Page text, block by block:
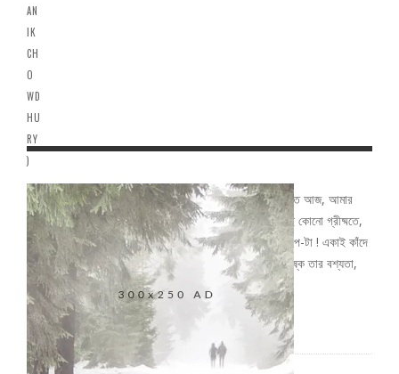
বৃষ্টি বিকেল ভিক্টোরিয়ায়, হাত ধরেছে রূপকথা। ভিজছে কোনো বর্ষাতে আজ, আমার
শহর কলকাতা। রোদ লেগেছে মনুমেন্টে, কালবৈশাখীর উষ্ণতা। পুড়ছে কোনো গ্রীষ্মতে,
সেও, আমার শহর কলকাতা। ময়দানে তে জমা আছে, বিচ্ছেদে ভরা গল্প-টা ! একাই কাঁদে
নিরবে জানো, আমার শহর কলকাতা। কফি হাউসে যত স্মৃতি , মস্তিষ্কে তার বশ্যতা,
মাঝে মাঝেই তা উগরে দেয়, আমার …
Read More